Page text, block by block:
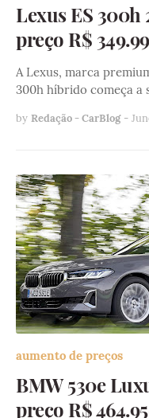
Lexus ES 300h
preço R$
A Lexus, marca
300h híbrido começa a
by Redação - CarBlog -
aumento de preços
BMW 530e
preço R$